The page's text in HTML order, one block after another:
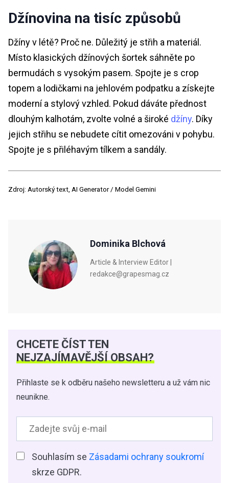
Džínovina na tisíc způsobů
Džíny v létě? Proč ne. Důležitý je střih a materiál.
Místo klasických džínových šortek sáhněte po
bermudách s vysokým pasem. Spojte je s crop
topem a lodičkami na jehlovém podpatku a získejte
moderní a stylový vzhled. Pokud dáváte přednost
dlouhým kalhotám, zvolte volné a široké džíny. Díky
jejich střihu se nebudete cítit omezováni v pohybu.
Spojte je s přiléhavým tílkem a sandály.
Zdroj: Autorský text, AI Generator / Model Gemini
Dominika Blchová
Article & Interview Editor |
redakce@grapesmag.cz
CHCETE ČÍST TEN
NEJZAJÍMAVĚJŠÍ OBSAH?
Přihlaste se k odběru našeho newsletteru a už vám nic
neunikne.
Souhlasím se Zásadami ochrany soukromí
skrze GDPR.